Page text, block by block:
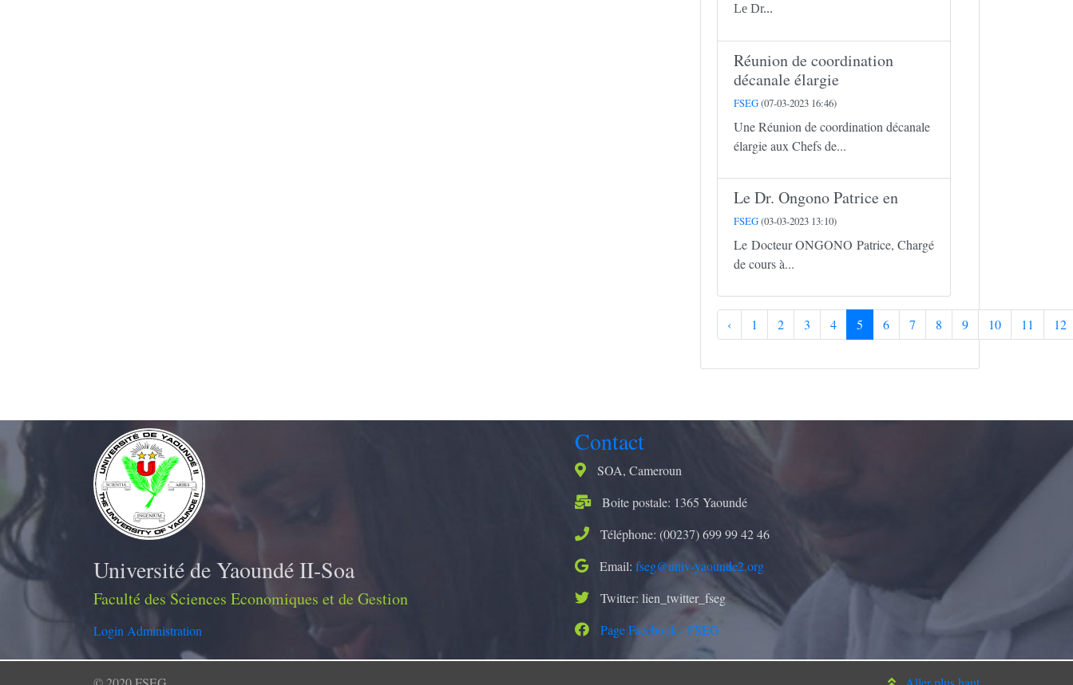
Le Dr...
Réunion de coordination
décanale élargie
FSEG(07-03-2023 16:46)
Une Réunion de coordination décanale
élargie aux Chefs de...
Le Dr. Ongono Patrice en
FSEG(03-03-2023 13:10)
Le Docteur ONGONO Patrice, Chargé
de cours à...
‹ 1 2 3 4 5 6 7 8 9 10 11 12
Université de Yaoundé II-Soa
Faculté des Sciences Economiques et de Gestion
Login Administration
Contact
SOA, Cameroun
Boite postale: 1365 Yaoundé
Téléphone: (00237) 699 99 42 46
Email: fseg@univ-yaounde2.org
Twitter: lien_twitter_fseg
Page Facebook - FSEG